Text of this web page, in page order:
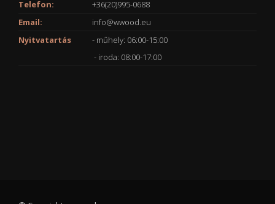
Telefon:
+36(20)995-0688
Email:
info@wwood.eu
Nyitvatartás
- műhely: 06:00-15:00
- iroda: 08:00-17:00